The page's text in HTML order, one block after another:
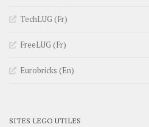
TechLUG (Fr)
FreeLUG (Fr)
Eurobricks (En)
SITES LEGO UTILES